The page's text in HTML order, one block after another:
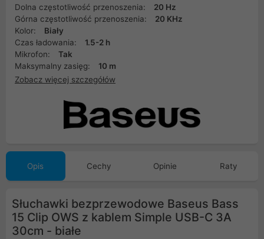
Dolna częstotliwość przenoszenia:
20 Hz
Górna częstotliwość przenoszenia:
20 KHz
Kolor:
Biały
Czas ładowania:
1.5-2 h
Mikrofon:
Tak
Maksymalny zasięg:
10 m
Zobacz więcej szczegółów
Opis Cechy Opinie Raty
Słuchawki bezprzewodowe Baseus Bass
15 Clip OWS z kablem Simple USB-C 3A
30cm - białe